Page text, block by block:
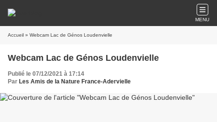
MENU
Accueil » Webcam Lac de Génos Loudenvielle
Webcam Lac de Génos Loudenvielle
Publié le 07/12/2021 à 17:14
Par Les Amis de la Nature France-Adervielle